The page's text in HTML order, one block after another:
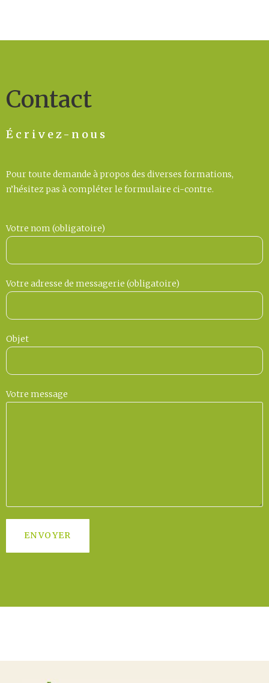
Contact
Écrivez-nous
Pour toute demande à propos des diverses formations,
n’hésitez pas à compléter le formulaire ci-contre.
Votre nom (obligatoire)
Votre adresse de messagerie (obligatoire)
Objet
Votre message